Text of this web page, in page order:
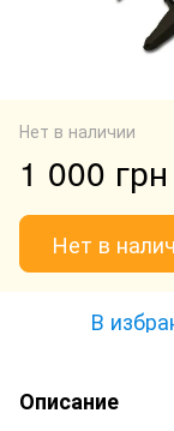
Нет в наличии
1 000 грн
Нет в
В
Описание